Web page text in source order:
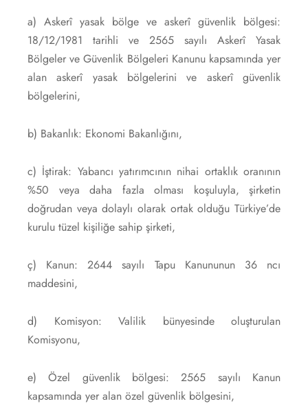
a) Askerî yasak bölge ve askerî güvenlik bölgesi:
18/12/1981 tarihli ve 2565 sayılı Askerî Yasak
Bölgeler ve Güvenlik Bölgeleri Kanunu kapsamında yer
alan askerî yasak bölgelerini ve askerî güvenlik
bölgelerini,
b) Bakanlık: Ekonomi Bakanlığını,
c) İştirak: Yabancı yatırımcının nihai ortaklık oranının
%50 veya daha fazla olması koşuluyla, şirketin
doğrudan veya dolaylı olarak ortak olduğu Türkiye’de
kurulu tüzel kişiliğe sahip şirketi,
ç) Kanun: 2644 sayılı Tapu Kanununun 36 ncı
maddesini,
d) Komisyon: Valilik bünyesinde oluşturulan
Komisyonu,
e) Özel güvenlik bölgesi: 2565 sayılı Kanun
kapsamında yer alan özel güvenlik bölgesini,